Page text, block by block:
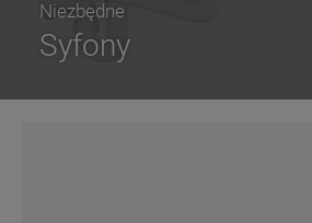
Niezbędne
Syfony